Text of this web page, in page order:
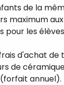
de la
maximum
les élèves
d'achat de
de
annuel).